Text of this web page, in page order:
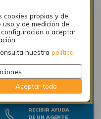
RECIBIR AYUDA
DE UN AGENTE
de A Coruña: PEL
2018.
cookies propias y de
y de medición de
o aceptar
nuestrapolítica
Aceptar todo